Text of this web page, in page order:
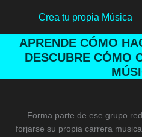
contenido
Crea tu propia Música
APRENDE CÓMO
DESCUBRE CÓMO
Forma parte de ese grupo
forjarse su propia carrera